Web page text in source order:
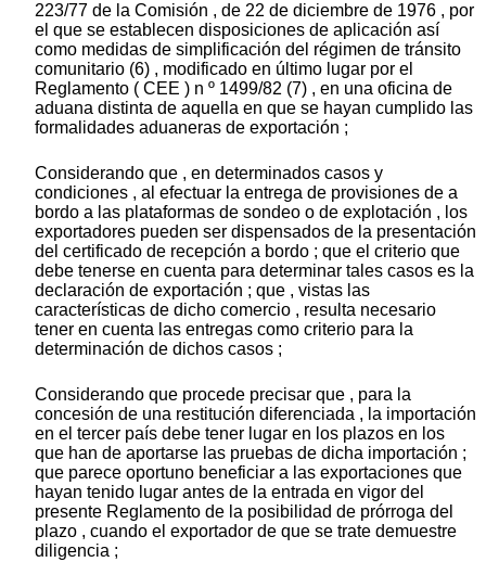
223/77 de la Comisión , de 22 de diciembre de 1976 , por
el que se establecen disposiciones de aplicación así
como medidas de simplificación del régimen de tránsito
comunitario (6) , modificado en último lugar por el
Reglamento ( CEE ) n º 1499/82 (7) , en una oficina de
aduana distinta de aquella en que se hayan cumplido las
formalidades aduaneras de exportación ;
Considerando que , en determinados casos y
condiciones , al efectuar la entrega de provisiones de a
bordo a las plataformas de sondeo o de explotación , los
exportadores pueden ser dispensados de la presentación
del certificado de recepción a bordo ; que el criterio que
debe tenerse en cuenta para determinar tales casos es la
declaración de exportación ; que , vistas las
características de dicho comercio , resulta necesario
tener en cuenta las entregas como criterio para la
determinación de dichos casos ;
Considerando que procede precisar que , para la
concesión de una restitución diferenciada , la importación
en el tercer país debe tener lugar en los plazos en los
que han de aportarse las pruebas de dicha importación ;
que parece oportuno beneficiar a las exportaciones que
hayan tenido lugar antes de la entrada en vigor del
presente Reglamento de la posibilidad de prórroga del
plazo , cuando el exportador de que se trate demuestre
diligencia ;